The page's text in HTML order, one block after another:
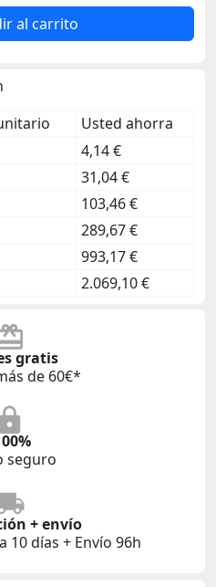
al carrito
Usted ahorra
4,14 €
31,04 €
103,46 €
289,67 €
993,17 €
2.069,10 €
gratis
de 60€*
seguro
+ envío
10 días + Envío 96h